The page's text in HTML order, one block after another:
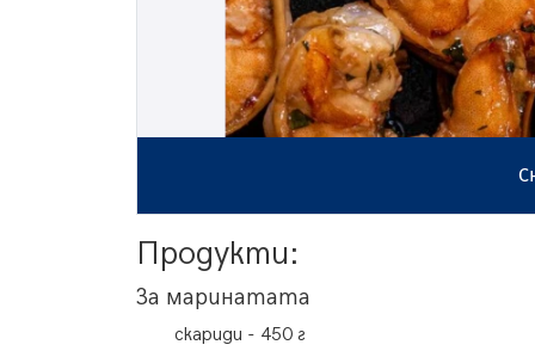
Продукти:
За маринатата
скариди - 450 г